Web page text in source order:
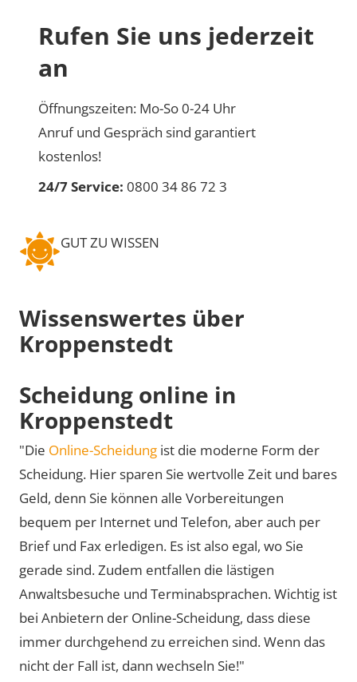
Rufen Sie uns jederzeit
an
Öffnungszeiten: Mo-So 0-24 Uhr
Anruf und Gespräch sind garantiert
kostenlos!
24/7 Service: 0800 34 86 72 3
GUT ZU WISSEN
Wissenswertes über
Kroppenstedt
Scheidung online in
Kroppenstedt
"Die Online-Scheidung ist die moderne Form der
Scheidung. Hier sparen Sie wertvolle Zeit und bares
Geld, denn Sie können alle Vorbereitungen
bequem per Internet und Telefon, aber auch per
Brief und Fax erledigen. Es ist also egal, wo Sie
gerade sind. Zudem entfallen die lästigen
Anwaltsbesuche und Terminabsprachen. Wichtig ist
bei Anbietern der Online-Scheidung, dass diese
immer durchgehend zu erreichen sind. Wenn das
nicht der Fall ist, dann wechseln Sie!"